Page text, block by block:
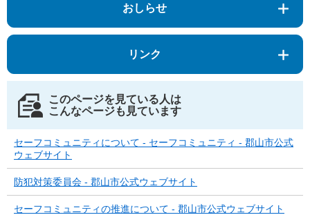
おしらせ
リンク
このページを見ている人は
こんなページも見ています
セーフコミュニティについて - セーフコミュニティ - 郡山市公式
ウェブサイト
防犯対策委員会 - 郡山市公式ウェブサイト
セーフコミュニティの推進について - 郡山市公式ウェブサイト